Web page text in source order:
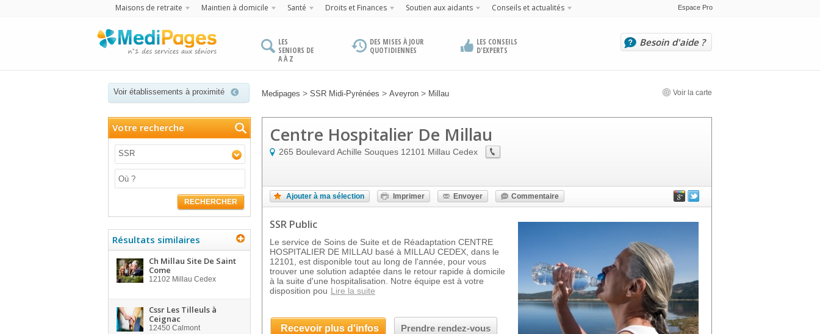
Maisons de retraite Maintien à domicile Santé Droits et Finances Soutien aux aidants Conseils et actualités Espace Pro
LES
SENIORS DE
A À Z
DES MISES À JOUR
QUOTIDIENNES
LES CONSEILS
D'EXPERTS
Besoin d'aide ?
Voir établissements à proximité Medipages > SSR Midi-Pyrénées > Aveyron > Millau Voir la carte
Votre recherche
SSR
RECHERCHER
Résultats similaires
Ch Millau Site De Saint
Come
12102 Millau Cedex
Cssr Les Tilleuls à
Ceignac
12450 Calmont
Centre Hospitalier De Millau
265 Boulevard Achille Souques 12101 Millau Cedex
Ajouter à ma sélection Imprimer Envoyer Commentaire
SSR Public
Le service de Soins de Suite et de Réadaptation CENTRE
HOSPITALIER DE MILLAU basé à MILLAU CEDEX, dans le
12101, est disponible tout au long de l'année, pour vous
trouver une solution adaptée dans le retour rapide à domicile
à la suite d'une hospitalisation. Notre équipe est à votre
disposition pou Lire la suite
Recevoir plus d'infos Prendre rendez-vous